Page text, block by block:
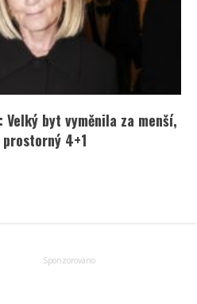
byt vyměnila za menší,
4+1